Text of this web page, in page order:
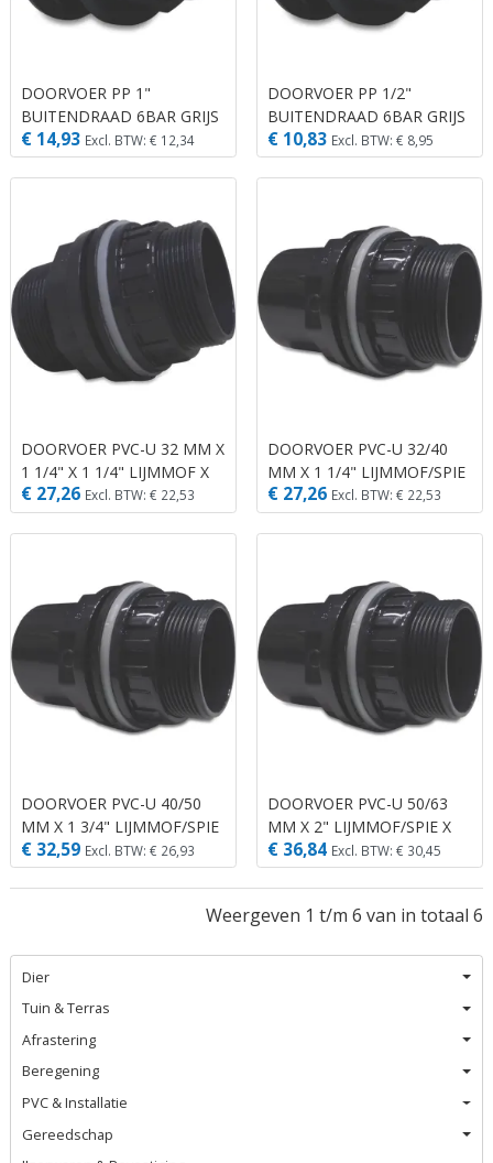
Dier
Tuin & Terras
Afrastering
Beregening
PVC & Installatie
Gereedschap
DOORVOER PP 1"
BUITENDRAAD 6BAR GRIJS
€ 14,93 Excl. BTW: € 12,34
DOORVOER PP 1/2"
BUITENDRAAD 6BAR GRIJS
€ 10,83 Excl. BTW: € 8,95
DOORVOER PVC-U 32 MM X
1 1/4" X 1 1/4" LIJMMOF X
BUITENDRAAD X
€ 27,26 Excl. BTW: € 22,53
DOORVOER PVC-U 32/40
MM X 1 1/4" LIJMMOF/SPIE
X BUITENDRAAD 10BAR
GRIJS
€ 27,26 Excl. BTW: € 22,53
DOORVOER PVC-U 40/50
MM X 1 3/4" LIJMMOF/SPIE
X BUITENDRAAD 10BAR
GRIJS
€ 32,59 Excl. BTW: € 26,93
DOORVOER PVC-U 50/63
MM X 2" LIJMMOF/SPIE X
BUITENDRAAD 10BAR
GRIJS
€ 36,84 Excl. BTW: € 30,45
Weergeven 1 t/m 6 van in totaal 6